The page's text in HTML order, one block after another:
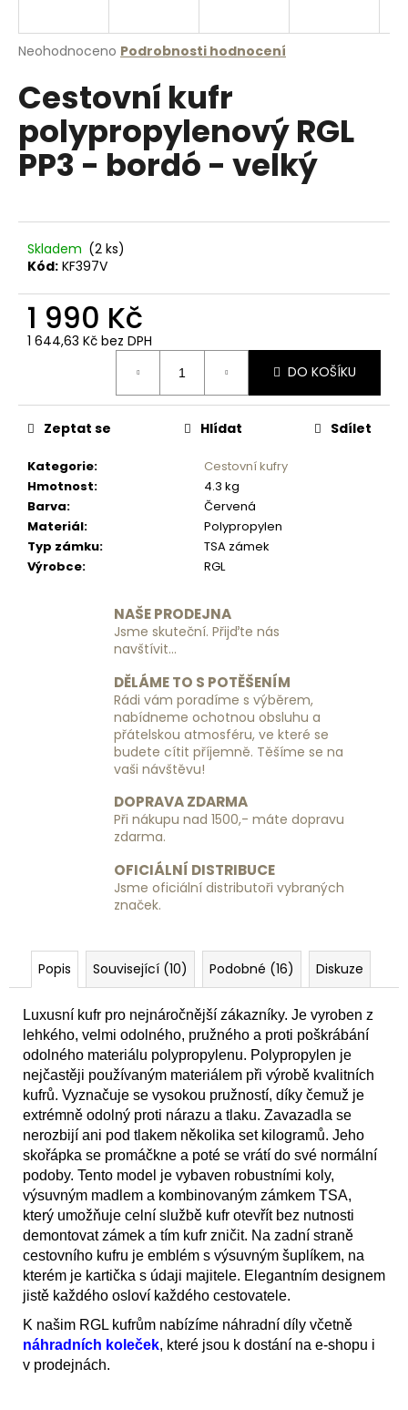
Průměrné
produktu
je
5
hvězdiček.
Neohodnoceno Podrobnosti hodnocení
Cestovní kufr
polypropylenový RGL
PP3 - bordó - velký
Skladem (2 ks)
Kód: KF397V
1 990 Kč
1 644,63 Kč bez DPH
DO KOŠÍKU
Kategorie:
Cestovní kufry
Hmotnost:
4.3 kg
Barva:
Červená
Materiál:
Polypropylen
Typ zámku:
TSA zámek
Výrobce: RGL
Zeptat se Hlídat Sdílet
NAŠE PRODEJNA
Jsme skuteční. Přijďte nás
navštívit...
DĚLÁME TO S POTĚŠENÍM
Rádi vám poradíme s výběrem,
nabídneme ochotnou obsluhu a
přátelskou atmosféru, ve které se
budete cítit příjemně. Těšíme se na
vaši návštěvu!
DOPRAVA ZDARMA
Při nákupu nad 1500,- máte dopravu
zdarma.
OFICIÁLNÍ DISTRIBUCE
Jsme oficiální distributoři vybraných
značek.
Popis Související (10) Podobné (16) Diskuze
Luxusní kufr pro nejnáročnější zákazníky. Je vyroben z
lehkého, velmi odolného, pružného a proti poškrábání
odolného materiálu polypropylenu. Polypropylen je
nejčastěji používaným materiálem při výrobě kvalitních
kufrů. Vyznačuje se vysokou pružností, díky čemuž je
extrémně odolný proti nárazu a tlaku. Zavazadla se
nerozbijí ani pod tlakem několika set kilogramů. Jeho
skořápka se promáčkne a poté se vrátí do své normální
podoby. Tento model je vybaven robustními koly,
výsuvným madlem a kombinovaným zámkem TSA,
který umožňuje celní službě kufr otevřít bez nutnosti
demontovat zámek a tím kufr zničit. Na zadní straně
cestovního kufru je emblém s výsuvným šuplíkem, na
kterém je kartička s údaji majitele. Elegantním designem
jistě každého osloví každého cestovatele.
K našim RGL kufrům nabízíme náhradní díly včetně
náhradních koleček, které jsou k dostání na e-shopu i
v prodejnách.
j
t
?
D
o
p
o
č
u
e
m
e
CESTOVNÍ
KUFR